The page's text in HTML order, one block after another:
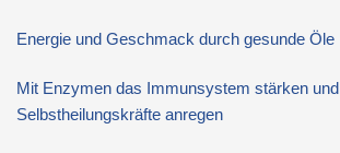
Energie und Geschmack durch gesunde Öle
Mit Enzymen das Immunsystem stärken und
Selbstheilungskräfte anregen